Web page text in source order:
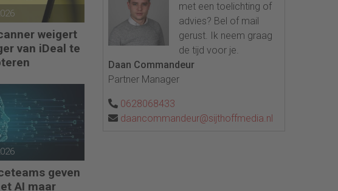
weigert
van iDeal te
geven
AI maar
met een toelichting of
advies? Bel of mail
gerust. Ik neem graag
de tijd voor je.
Daan Commandeur
Partner Manager
0628068433
daancommandeur@sijthoffmedia.nl